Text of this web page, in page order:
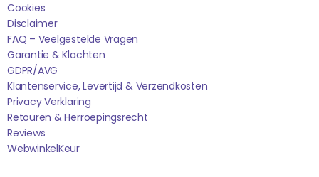
Cookies
Disclaimer
FAQ – Veelgestelde Vragen
Garantie & Klachten
GDPR/AVG
Klantenservice, Levertijd & Verzendkosten
Privacy Verklaring
Retouren & Herroepingsrecht
Reviews
WebwinkelKEur